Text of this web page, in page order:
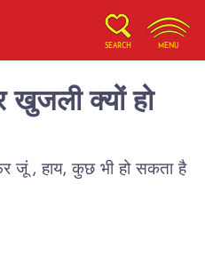
SEARCH MENU
क्यों हो
जूं , हाय, कुछ भी हो सकता है